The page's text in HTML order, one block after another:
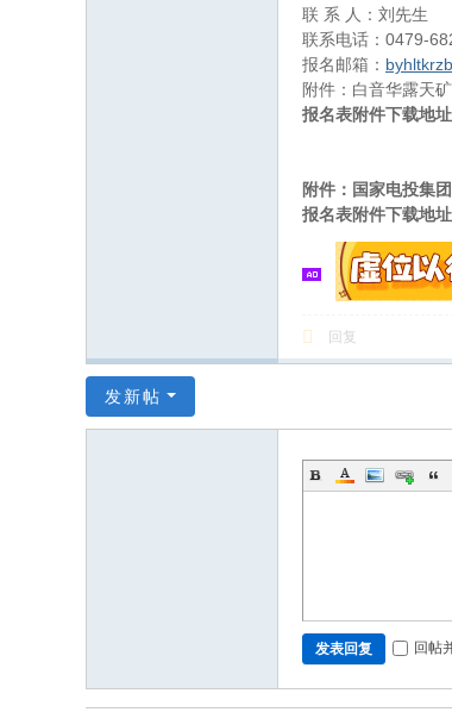
联 系 人：刘先生
联系电话：0479-
报名邮箱：
附件：白音华露天
报名表附件下载地址
附件：国家电投集
报名表附件下载地址
回复
发新帖
发表回复 回帖